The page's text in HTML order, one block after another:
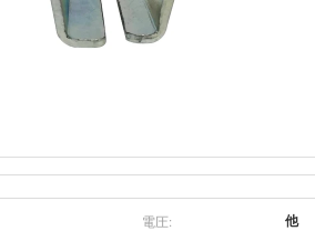
電圧: 他